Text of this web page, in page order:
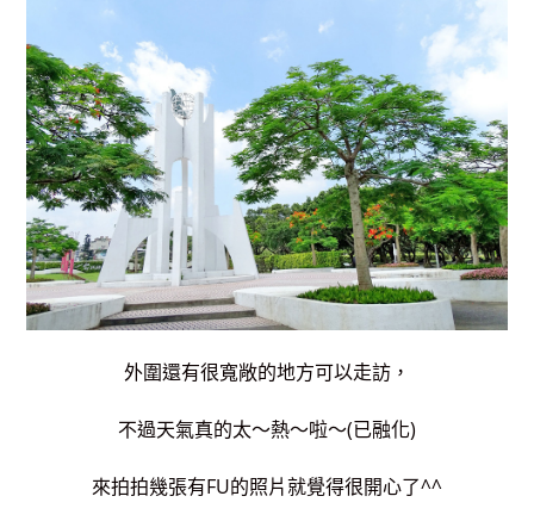
外圍還有很寬敞的地方可以走訪，
不過天氣真的太～熱～啦～(已融化)
來拍拍幾張有FU的照片就覺得很開心了^^